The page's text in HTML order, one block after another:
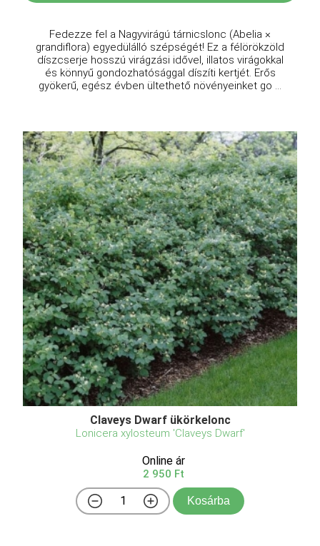
Fedezze fel a Nagyvirágú tárnicslonc (Abelia ×
grandiflora) egyedülálló szépségét! Ez a félörökzöld
díszcserje hosszú virágzási idővel, illatos virágokkal
és könnyű gondozhatósággal díszíti kertjét. Erős
gyökerű, egész évben ültethető növényeinket go ...
Claveys Dwarf ükörkelonc
Lonicera xylosteum 'Claveys Dwarf'
Online ár
2 950 Ft
Kosárba